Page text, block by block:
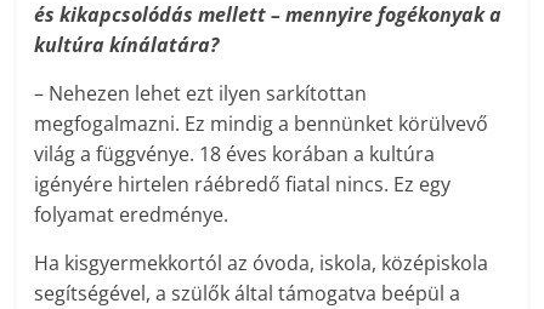
és kikapcsolódás mellett – mennyire fogékonyak a
kultúra kínálatára?
– Nehezen lehet ezt ilyen sarkítottan
megfogalmazni. Ez mindig a bennünket körülvevő
világ a függvénye. 18 éves korában a kultúra
igényére hirtelen ráébredő fiatal nincs. Ez egy
folyamat eredménye.
Ha kisgyermekkortól az óvoda, iskola, középiskola
segítségével, a szülők által támogatva beépül a